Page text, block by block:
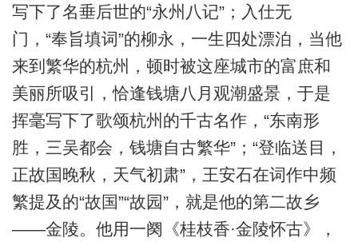
写下了名垂后世的“永州八记”；入仕无
门，“奉旨填词”的柳永，一生四处漂泊，当他
来到繁华的杭州，顿时被这座城市的富庶和
美丽所吸引，恰逢钱塘八月观潮盛景，于是
挥毫写下了歌颂杭州的千古名作，“东南形
胜，三吴都会，钱塘自古繁华”；“登临送目，
正故国晚秋，天气初肃”，王安石在词作中频
繁提及的“故国”“故园”，就是他的第二故乡
——金陵。他用一阕《桂枝香·金陵怀古》，